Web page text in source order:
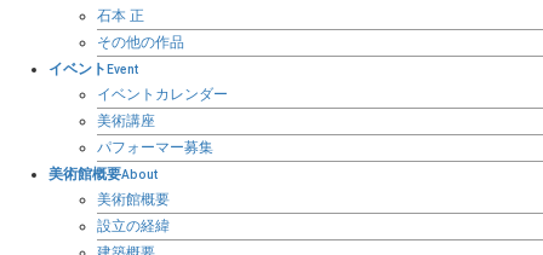
石本 正
その他の作品
イベント Event
イベントカレンダー
美術講座
パフォーマー募集
美術館概要About
美術館概要
設立の経緯